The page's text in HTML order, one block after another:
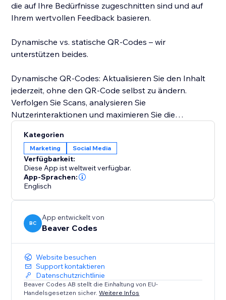
die auf Ihre Bedürfnisse zugeschnitten sind und auf
Ihrem wertvollen Feedback basieren.
Dynamische vs. statische QR-Codes – wir
unterstützen beides.
Dynamische QR-Codes: Aktualisieren Sie den Inhalt
jederzeit, ohne den QR-Code selbst zu ändern.
Verfolgen Sie Scans, analysieren Sie
Nutzerinteraktionen und maximieren Sie die
Nutzung.
Statische QR-Codes: Fester Inhalt, der nach der
Erstellung nicht mehr geändert werden kann. Ideal für
die einmalige Verwendung oder persönliche Projekte,
bei denen Tracking und Aktualisierungen nicht
Ob Sie Flexibilität oder Einfachheit benötigen – wir
Nach der Installation senden Sie uns eine E-M
Kategorien
Marketing Social Media
Verfügbarkeit:
Diese App ist weltweit verfügbar.
App-Sprachen:
Englisch
BC
App entwickelt von
Beaver Codes
Website besuchen
Support kontaktieren
Datenschutzrichtlinie
Beaver Codes AB stellt die Einhaltung von EU-
Handelsgesetzen sicher.Weitere Infos